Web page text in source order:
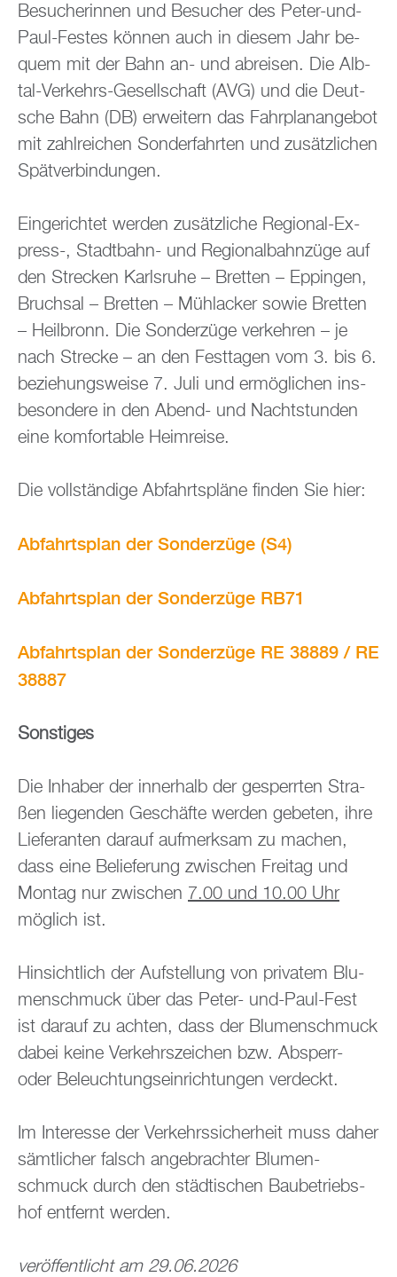
Be­su­che­rin­nen und Be­su­cher des Peter-und-
Paul-Fes­tes kön­nen auch in die­sem Jahr be­
quem mit der Bahn an- und ab­rei­sen. Die Alb­
tal-Ver­kehrs-Ge­sell­schaft (AVG) und die Deut­
sche Bahn (DB) er­wei­tern das Fahr­plan­an­ge­bot
mit zahl­rei­chen Son­der­fahr­ten und zu­sätz­li­chen
Spät­ver­bin­dun­gen.
Ein­ge­rich­tet wer­den zu­sätz­li­che Re­gio­nal-Ex­
press-, Stadt­bahn- und Re­gio­nal­bahn­zü­ge auf
den Stre­cken Karls­ru­he – Brett­en – Ep­pin­gen,
Bruch­sal – Brett­en – Mühl­acker sowie Brett­en
– Heil­bronn. Die Son­der­zü­ge ver­keh­ren – je
nach Stre­cke – an den Fest­ta­gen vom 3. bis 6.
be­zie­hungs­wei­se 7. Juli und er­mög­li­chen ins­
be­son­de­re in den Abend- und Nacht­stun­den
eine kom­for­ta­ble Heim­rei­se.
Die voll­stän­di­ge Ab­fahrts­plä­ne fin­den Sie hier:
Ab­fahrts­plan der Son­der­zü­ge (S4)
Ab­fahrts­plan der Son­der­zü­ge RB71
Ab­fahrts­plan der Son­der­zü­ge RE 38889 / RE
38887
Sons­ti­ges
Die In­ha­ber der in­ner­halb der ge­sperr­ten Stra­
ßen lie­gen­den Ge­schäf­te wer­den ge­be­ten, ihre
Lie­fe­ran­ten dar­auf auf­merk­sam zu ma­chen,
dass eine Be­lie­fe­rung zwi­schen Frei­tag und
Mon­tag nur zwi­schen 7.00 und 10.00 Uhr
mög­lich ist.
Hin­sicht­lich der Auf­stel­lung von pri­va­tem Blu­
men­schmuck über das Peter- und-Paul-Fest
ist dar­auf zu ach­ten, dass der Blu­men­schmuck
dabei keine Ver­kehrs­zei­chen bzw. Ab­sperr-
oder Be­leuch­tungs­ein­rich­tun­gen ver­deckt.
Im In­ter­es­se der Ver­kehrs­si­cher­heit muss daher
sämt­li­cher falsch an­ge­brach­ter Blu­men­
schmuck durch den städ­ti­schen Bau­be­triebs­
hof ent­fernt wer­den.
ver­öf­fent­licht am 29.06.2026